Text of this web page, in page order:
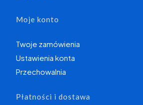
Moje konto
Twoje zamówienia
Ustawienia konta
Przechowalnia
Płatności i dostawa